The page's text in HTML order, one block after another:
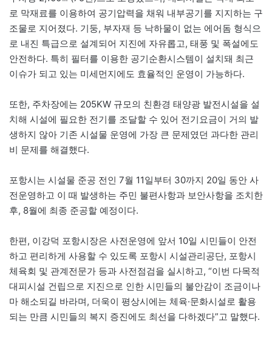
로 막재료를 이용하여 공기압력을 채워 내부공기를 지지하는 구
조물로 지어졌다. 기둥, 부자재 등 낙하물이 없는 에어돔 형식으
로 내진 특급으로 설계되어 지진에 자유롭고, 태풍 및 폭설에도
안전하다. 특히 필터를 이용한 공기순환시스템이 설치돼 최근
이슈가 되고 있는 미세먼지에도 효율적인 운영이 가능하다.
또한, 주차장에는 205KW 규모의 친환경 태양광 발전시설을 설
치해 시설에 필요한 전기를 조달할 수 있어 전기요금이 거의 발
생하지 않아 기존 시설물 운영에 가장 큰 문제였던 과다한 관리
비 문제를 해결했다.
포항시는 시설물 준공 전인 7월 11일부터 30까지 20일 동안 사
전운영하고 이 때 발생하는 주민 불편사항과 보안사항을 조치한
후, 8월에 최종 준공할 예정이다.
한편, 이강덕 포항시장은 사전운영에 앞서 10일 시민들이 안전
하고 편리하게 사용할 수 있도록 포항시 시설관리공단, 포항시
체육회 및 관계전문가 등과 사전점검을 실시하고, “이번 다목적
대피시설 건립으로 지진으로 인한 시민들의 불안감이 조금이나
마 해소되길 바라며, 더욱이 평상시에는 체육·문화시설로 활용
되는 만큼 시민들의 복지 증진에도 최선을 다하겠다”고 말했다.